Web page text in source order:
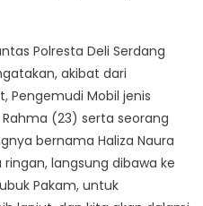
Polresta Deli Serdang
akibat dari
Pengemudi Mobil jenis
Rahma (23) serta seorang
bernama Haliza Naura
langsung dibawa ke
Pakam, untuk